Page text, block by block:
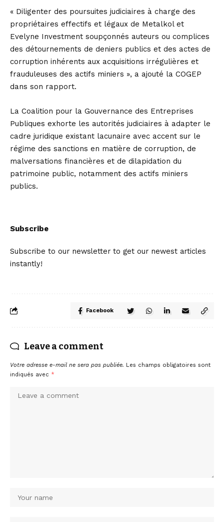
« Diligenter des poursuites judiciaires à charge des
propriétaires effectifs et légaux de Metalkol et
Evelyne Investment soupçonnés auteurs ou complices
des détournements de deniers publics et des actes de
corruption inhérents aux acquisitions irrégulières et
frauduleuses des actifs miniers », a ajouté la COGEP
dans son rapport.
La Coalition pour la Gouvernance des Entreprises
Publiques exhorte les autorités judiciaires à adapter le
cadre juridique existant lacunaire avec accent sur le
régime des sanctions en matière de corruption, de
malversations financières et de dilapidation du
patrimoine public, notamment des actifs miniers
publics.
Subscribe
Subscribe to our newsletter to get our newest articles
instantly!
Facebook
Leave a comment
Votre adresse e-mail ne sera pas publiée. Les champs obligatoires sont
indiqués avec *